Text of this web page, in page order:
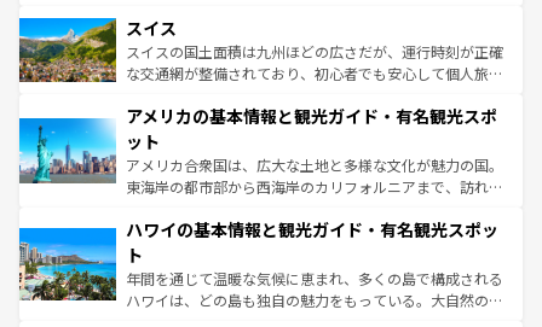
を参照してほしい。
は、お酒好きな人にはぜひ体験してほしい。 なお、新着の
ドイツ情報はコンテンツ一覧を参照してほしい。
リアごとに異なる魅力がある。また、優雅なアフタヌーン
ティー、ビール好きにはたまらない英国パブ、サッカー観
戦など、本場だからこそできる体験も豊富。イギリスを旅
ンツ一覧を参照してほしい。
スイス
スイスの国土面積は九州ほどの広さだが、運行時刻が正確
な交通網が整備されており、初心者でも安心して個人旅行
の建物がそのまま残る町や、スイスならではのユニークな
博物館もあり、アルプス観光だけでなく町歩きも満喫する
ことができる。国民の所得が高いため物価も高いが、旅行
者向けの交通パス提供のサービスもあり、うまく活用すれ
着のスイス情報はコンテンツ一覧を参照してほしい。
アメリカの基本情報と観光ガイド・有名観光スポ
ット
アメリカ合衆国は、広大な土地と多様な文化が魅力の国。
東海岸の都市部から西海岸のカリフォルニアまで、訪れる
のような巨大都市は、観光、ショッピング、エンターテイ
ンメントが詰まった刺激的なスポットだ。一方、アメリカ
西部には大自然が広がり、グランドキャニオンやイエロー
ストーン国立公園といった絶景が堪能できる。さらに、南
ハワイの基本情報と観光ガイド・有名観光スポッ
ト
年間を通じて温暖な気候に恵まれ、多くの島で構成される
ハワイは、どの島も独自の魅力をもっている。大自然の神